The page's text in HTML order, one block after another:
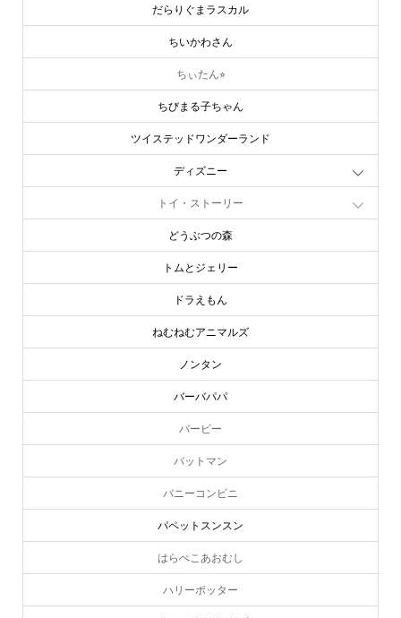
だらりぐまラスカル
ちいかわさん
ちぃたん⭐︎
ちびまる子ちゃん
ツイステッドワンダーランド
ディズニー
トイ・ストーリー
どうぶつの森
トムとジェリー
ドラえもん
ねむねむアニマルズ
ノンタン
バーバパパ
バービー
バットマン
バニーコンビニ
パペットスンスン
はらぺこあおむし
ハリーポッター